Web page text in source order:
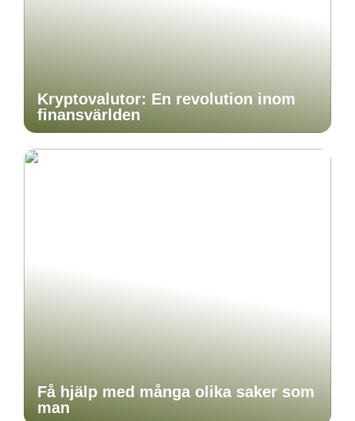
Kryptovalutor: En revolution inom
finansvärlden
Få hjälp med många olika saker som
man